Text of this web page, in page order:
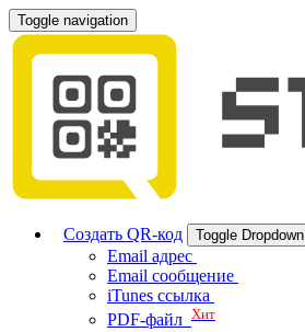
Toggle navigation
Создать QR-код Toggle Dropdown
Email адрес
Email сообщение
iTunes ссылка
PDF-файл Хит